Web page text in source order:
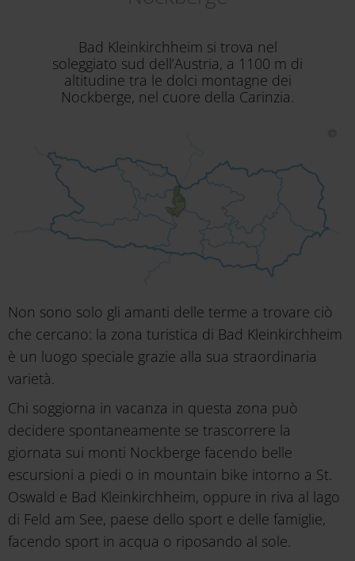
Bad Kleinkirchheim si trova nel
soleggiato sud dell’Austria, a 1100 m di
altitudine tra le dolci montagne dei
Nockberge, nel cuore della Carinzia.
Non sono solo gli amanti delle terme a trovare ciò
che cercano: la zona turistica di Bad Kleinkirchheim
è un luogo speciale grazie alla sua straordinaria
varietà.
Chi soggiorna in vacanza in questa zona può
decidere spontaneamente se trascorrere la
giornata sui monti Nockberge facendo belle
escursioni a piedi o in mountain bike intorno a St.
Oswald e Bad Kleinkirchheim, oppure in riva al lago
di Feld am See, paese dello sport e delle famiglie,
facendo sport in acqua o riposando al sole.